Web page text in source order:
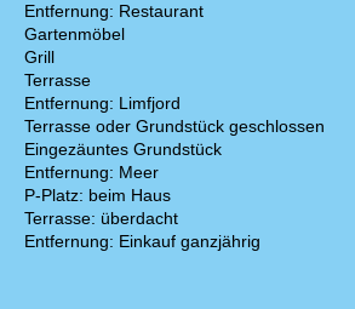
Entfernung: Restaurant
Gartenmöbel
Grill
Terrasse
Entfernung: Limfjord
Terrasse oder Grundstück geschlossen
Eingezäuntes Grundstück
Entfernung: Meer
P-Platz: beim Haus
Terrasse: überdacht
Entfernung: Einkauf ganzjährig